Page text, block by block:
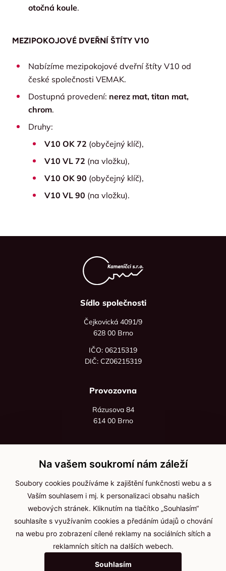
otočná koule.
MEZIPOKOJOVÉ DVEŘNÍ ŠTÍTY V10
Nabízíme mezipokojové dveřní štíty V10 od
české společnosti VEMAK.
Dostupná provedení: nerez mat, titan mat,
chrom.
Druhy:
V10 OK 72 (obyčejný klíč),
V10 VL 72 (na vložku),
V10 OK 90 (obyčejný klíč),
V10 VL 90 (na vložku).
Sídlo společnosti
Čejkovická 4091/9
628 00 Brno
IČO: 06215319
DIČ: CZ06215319
Provozovna
Rázusova 84
614 00 Brno
+420 736 535 066
Po - pá: 8:00 - 16:00
info@jma-kam.cz
Důležité informace
Ochrana osobních údajů
Cookies
Na vašem soukromí nám záleží
Soubory cookies používáme k zajištění funkčnosti webu a s
Vaším souhlasem i mj. k personalizaci obsahu našich
webových stránek. Kliknutím na tlačítko „Souhlasím“
souhlasíte s využívaním cookies a předáním údajů o chování
na webu pro zobrazení cílené reklamy na sociálních sítích a
reklamních sítích na dalších webech.
Souhlasím